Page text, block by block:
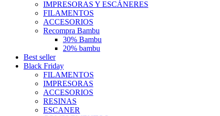
IMPRESORAS Y ESCÁNERES
FILAMENTOS
ACCESORIOS
Recompra Bambu
30% Bambu
20% bambu
Best seller
Black Friday
FILAMENTOS
IMPRESORAS
ACCESORIOS
RESINAS
ESCANER